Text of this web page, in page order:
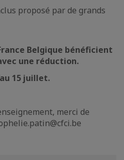
proposé par de grands
Belgique bénéficient
une réduction.
15 juillet.
merci de